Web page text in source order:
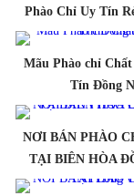
Phào Chỉ Uy Tín
Mãu Phào chỉ
Tín Đồng
NƠI BÁN PHÀO
TẠI BIÊN HÒA